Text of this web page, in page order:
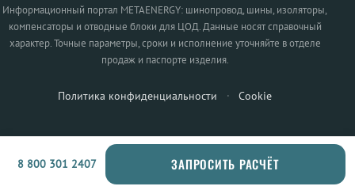
Информационный портал METAENERGY: шинопровод, шины, изоляторы,
компенсаторы и отводные блоки для ЦОД. Данные носят справочный
характер. Точные параметры, сроки и исполнение уточняйте в отделе
продаж и паспорте изделия.
Политика конфиденциальности · Cookie
8 800 301 2407 ЗАПРОСИТЬ РАСЧЁТ